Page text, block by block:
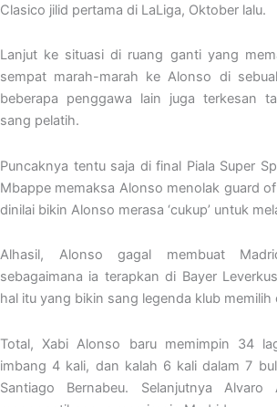
Clasico jilid pertama di LaLiga, Oktober lalu.
Lanjut ke situasi di ruang ganti yang
sempat marah-marah ke Alonso di
beberapa penggawa lain juga terkesan
sang pelatih.
Puncaknya tentu saja di final Piala Super
Mbappe memaksa Alonso menolak guard
dinilai bikin Alonso merasa ‘cukup’ untuk
Alhasil, Alonso gagal membuat
sebagaimana ia terapkan di Bayer
hal itu yang bikin sang legenda klub memilih
Total, Xabi Alonso baru memimpin 34
imbang 4 kali, dan kalah 6 kali dalam 7
Santiago Bernabeu. Selanjutnya